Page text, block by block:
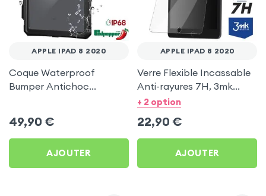
APPLE IPAD 8 2020
Coque Waterproof
Bumper Antichoc
49,90 €
AJOUTER
APPLE IPAD 8 2020
Verre Flexible Incassable
Anti-rayures 7H, 3mk
FlexibleGlass -
iPad 8 2020
+ 2 option
22,90 €
AJOUTER